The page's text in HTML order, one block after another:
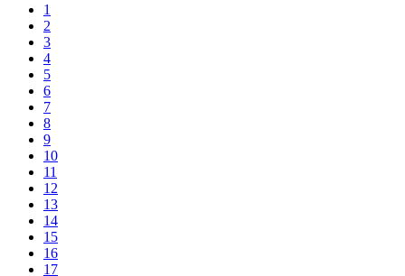
1
2
3
4
5
6
7
8
9
10
11
12
13
14
15
16
17